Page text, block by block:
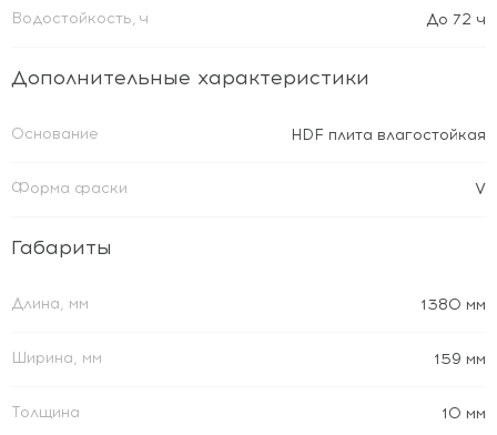
Водостойкость, ч До 72 ч
Дополнительные характеристики
Основание HDF плита влагостойкая
Форма фаски V
Габариты
Длина, мм 1380 мм
Ширина, мм 159 мм
Толщина 10 мм